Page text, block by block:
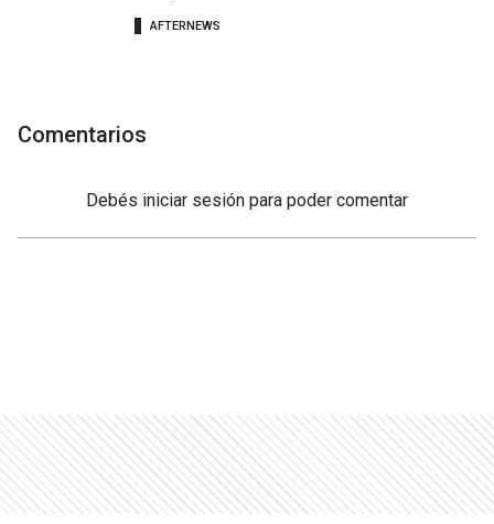
AFTERNEWS
Comentarios
Debés iniciar sesión para poder comentar